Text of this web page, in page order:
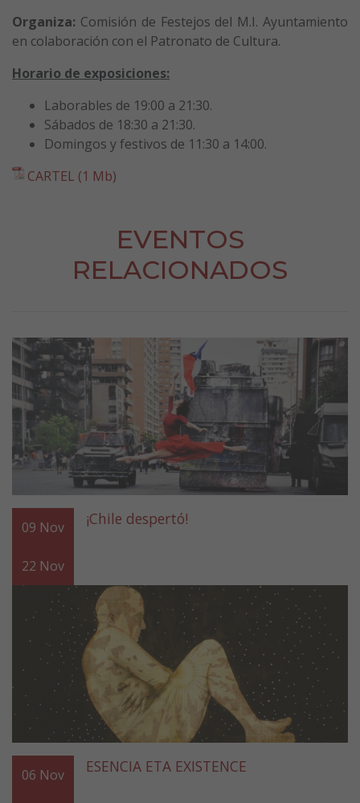
Organiza: Comisión de Festejos del M.I. Ayuntamiento
en colaboración con el Patronato de Cultura.
Horario de exposiciones:
Laborables de 19:00 a 21:30.
Sábados de 18:30 a 21:30.
Domingos y festivos de 11:30 a 14:00.
CARTEL (1 Mb)
EVENTOS
RELACIONADOS
09 Nov
22 Nov
¡Chile despertó!
06 Nov ESENCIA ETA EXISTENCE